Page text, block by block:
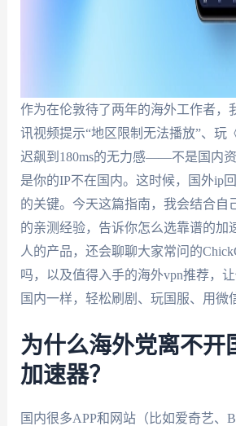
作为在伦敦待了两年的海外工作者，
讯视频提示“地区限制无法播放”、玩
迟飙到180ms的无力感——不是国内
是你的IP不在国内。这时候，国外ip
的关键。今天这篇指南，我会结合自
的亲测经验，告诉你怎么选靠谱的加
人的产品，还会聊聊大家常问的
吗，以及值得入手的海外vpn推荐，
国内一样，轻松刷剧、玩国服、用微
为什么海外党离不开
加速器？
国内很多APP和网站（比如爱奇艺、